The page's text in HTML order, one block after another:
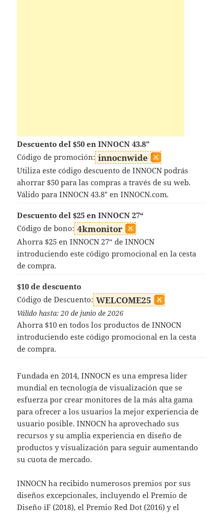
Descuento del $50 en INNOCN 43.8"
Código de promoción: innocnwide
Utiliza este código descuento de INNOCN podrás
ahorrar $50 para las compras a través de su web.
Válido para INNOCN 43.8" en INNOCN.com.
Descuento del $25 en INNOCN 27“
Código de bono: 4kmonitor
Ahorra $25 en INNOCN 27“ de INNOCN
introduciendo este código promocional en la cesta
de compra.
$10 de descuento
Código de Descuento: WELCOME25
Válido hasta: 20 de junio de 2026
Ahorra $10 en todos los productos de INNOCN
introduciendo este código promocional en la cesta
de compra.
Fundada en 2014, INNOCN es una empresa líder
mundial en tecnología de visualización que se
esfuerza por crear monitores de la más alta gama
para ofrecer a los usuarios la mejor experiencia de
usuario posible. INNOCN ha aprovechado sus
recursos y su amplia experiencia en diseño de
productos y visualización para seguir aumentando
su cuota de mercado.
INNOCN ha recibido numerosos premios por sus
diseños excepcionales, incluyendo el Premio de
Diseño iF (2018), el Premio Red Dot (2016) y el